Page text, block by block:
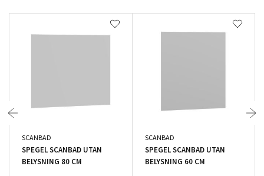
SCANBAD
SPEGEL SCANBAD UTAN
BELYSNING 80 CM
SCANBAD
SPEGEL SCANBAD UTAN
BELYSNING 60 CM